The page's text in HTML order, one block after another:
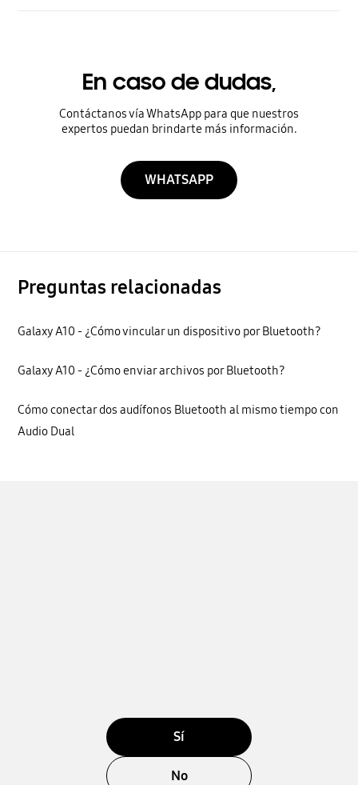
En caso de dudas,
Contáctanos vía WhatsApp para que nuestros
expertos puedan brindarte más información.
WHATSAPP
Preguntas relacionadas
Galaxy A10 - ¿Cómo vincular un dispositivo por Bluetooth?
Galaxy A10 - ¿Cómo enviar archivos por Bluetooth?
Cómo conectar dos audífonos Bluetooth al mismo tiempo con
Audio Dual
Sí
No